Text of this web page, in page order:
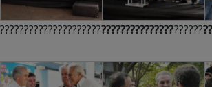
????????????????????????????????????